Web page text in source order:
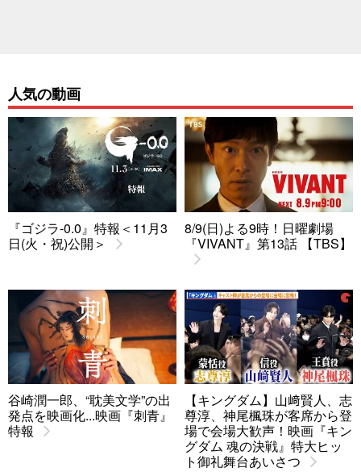
人気の動画
『ゴジラ-0.0』特報＜11月3
日(火・祝)公開＞
8/9(日)よる9時！日曜劇場
『VIVANT』第13話 【TBS】
谷崎潤一郎、“耽美文学”の出
発点を映画化...映画『刺青』
特報
【キングダム】山﨑賢人、志
尊淳、神尾楓珠が客席から登
場で会場大歓声！映画『キン
グダム 魂の決戦』特大ヒッ
ト御礼舞台あいさつ